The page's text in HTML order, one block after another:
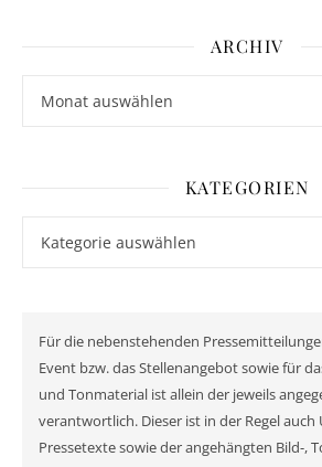
ARCHIV
KATEGORIEN
Für die nebenstehenden
Event bzw. das Stellenangebot sowie für
und Tonmaterial ist allein der jeweils
verantwortlich. Dieser ist in der Regel auch
Pressetexte sowie der angehängten Bild-,